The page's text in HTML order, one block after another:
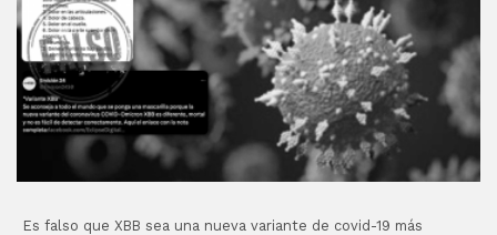
Es falso que XBB sea una nueva variante de covid-19 más